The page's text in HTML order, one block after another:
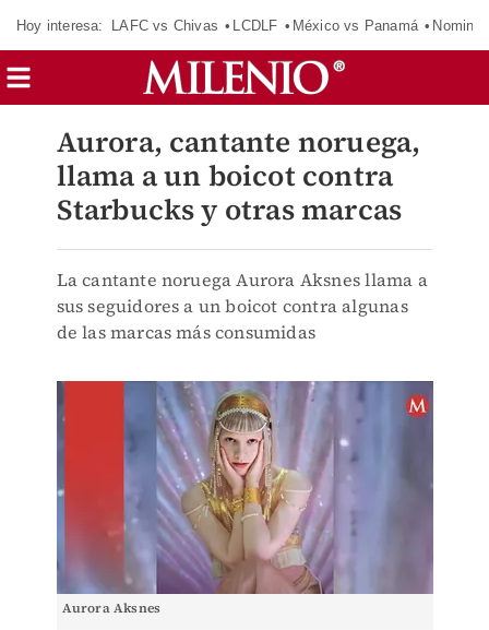
Hoy interesa: LAFC vs Chivas LCDLF México vs Panamá
Aurora, cantante noruega,
llama a un boicot contra
Starbucks y otras marcas
La cantante noruega Aurora Aksnes llama a
sus seguidores a un boicot contra algunas
de las marcas más consumidas
Aurora Aksnes